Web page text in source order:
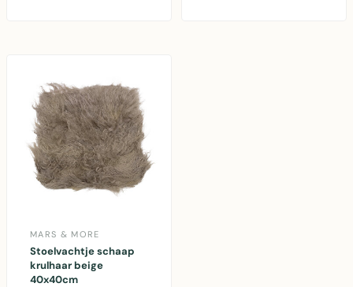
MARS & MORE
Stoelvachtje schaap
krulhaar beige
40x40cm